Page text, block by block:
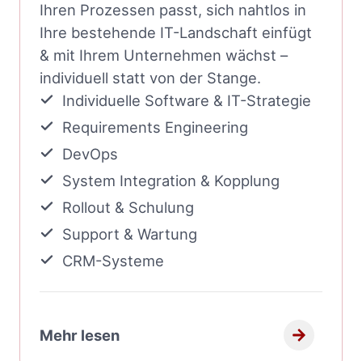
Ihren Prozessen passt, sich nahtlos in
Ihre bestehende IT-Landschaft einfügt
& mit Ihrem Unternehmen wächst –
individuell statt von der Stange.
Individuelle Software & IT-Strategie
Requirements Engineering
DevOps
System Integration & Kopplung
Rollout & Schulung
Support & Wartung
CRM-Systeme
Mehr lesen